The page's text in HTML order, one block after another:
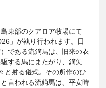
東部のクアロア牧場にて
」が執り行われます。日
である流鏑馬は、旧来の衣
する馬にまたがり、鏑矢
と射る儀式。その所作のひ
言われる流鏑馬は、平安時